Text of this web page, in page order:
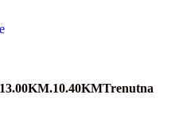
10.40KMTrenutna